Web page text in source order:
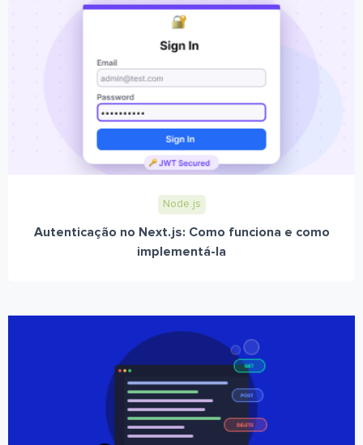
Node.js
Autenticação no Next.js: Como funciona e como
implementá-la